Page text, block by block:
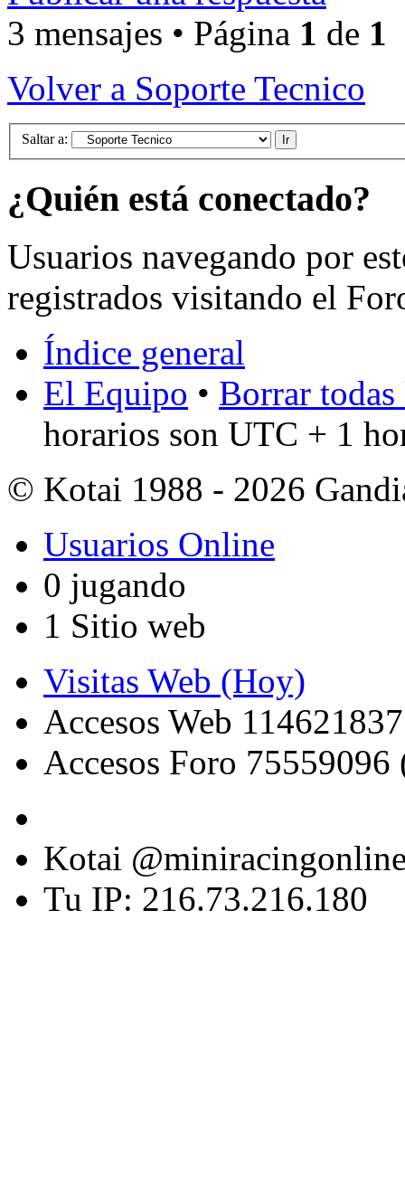
3 mensajes • Página 1 de 1
Volver a Soporte Tecnico
Saltar a:
¿Quién está conectado?
Usuarios navegando por
registrados visitando el
Índice general
El Equipo • Borrar
horarios son UTC + 1
© Kotai 1988 - 2026
Usuarios Online
0 jugando
1 Sitio web
Visitas Web (Hoy)
Accesos Web
Accesos Foro 75559096
Kotai
Tu IP: 216.73.216.180